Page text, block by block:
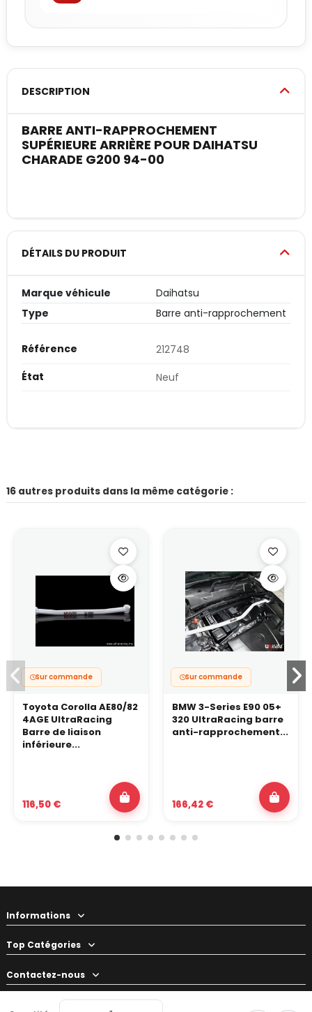
DESCRIPTION
BARRE ANTI-RAPPROCHEMENT
SUPÉRIEURE ARRIÈRE POUR DAIHATSU
CHARADE G200 94-00
DÉTAILS DU PRODUIT
Marque véhicule
Daihatsu
Type
Barre anti-rapprochement
Référence
212748
État
Neuf
16 autres produits dans la même catégorie :
Sur commande
Toyota Corolla AE80/82
4AGE UltraRacing
Barre de liaison
inférieure...
116,50 €
Sur commande
BMW 3-Series E90 05+
320 UltraRacing barre
anti-rapprochement...
166,42 €
Informations
Top Catégories
Contactez-nous
Votre préparateur